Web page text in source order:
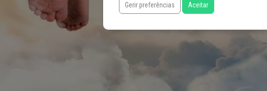
Gerir preferências Aceitar